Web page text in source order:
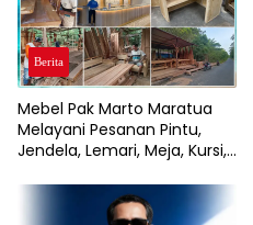
Berita
Mebel Pak Marto Maratua
Melayani Pesanan Pintu,
Jendela, Lemari, Meja, Kursi,
dan Resort